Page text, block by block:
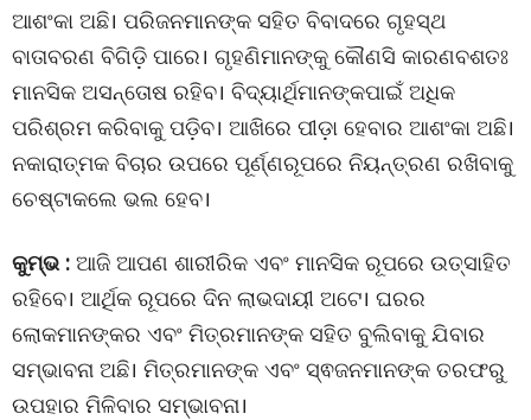
ଆଶଂକା ଅଛି। ପରିଜନମାନଙ୍କ ସହିତ ବିବାଦରେ ଗୃହସ୍ଥ
ବାତାବରଣ ବିଗିଡ଼ି ପାରେ। ଗୃହଣିମାନଙ୍କୁ କୌଣସି କାରଣବଶତଃ
ମାନସିକ ଅସନ୍ତୋଷ ରହିବ। ବିଦ୍ୟାର୍ଥିମାନଙ୍କପାଇଁ ଅଧିକ
ପରିଶ୍ରମ କରିବାକୁ ପଡ଼ିବ। ଆଖିରେ ପୀଡ଼ା ହେବାର ଆଶଂକା ଅଛି।
ନକାରାତ୍ମକ ବିଚାର ଉପରେ ପୂର୍ଣ୍ଣରୂପରେ ନିୟନ୍ତ୍ରଣ ରଖିବାକୁ
ଚେଷ୍ଟାକଲେ ଭଲ ହେବ।
କୁମ୍ଭ : ଆଜି ଆପଣ ଶାରୀରିକ ଏବଂ ମାନସିକ ରୂପରେ ଉତ୍ସାହିତ
ରହିବେ। ଆର୍ଥିକ ରୂପରେ ଦିନ ଲାଭଦାୟୀ ଅଟେ। ଘରର
ଲୋକମାନଙ୍କର ଏବଂ ମିତ୍ରମାନଙ୍କ ସହିତ ବୁଲିବାକୁ ଯିବାର
ସମ୍ଭାବନା ଅଛି। ମିତ୍ରମାନଙ୍କ ଏବଂ ସ୍ଵଜନମାନଙ୍କ ତରଫରୁ
ଉପହାର ମିଳିବାର ସମ୍ଭାବନା।